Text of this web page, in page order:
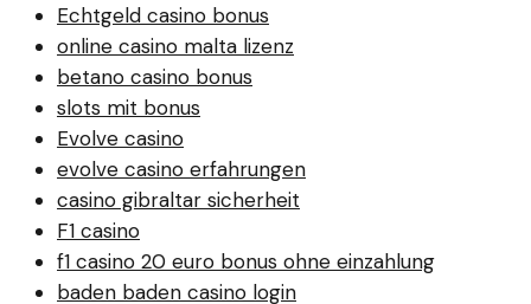
Echtgeld casino bonus
online casino malta lizenz
betano casino bonus
slots mit bonus
Evolve casino
evolve casino erfahrungen
casino gibraltar sicherheit
F1 casino
f1 casino 20 euro bonus ohne einzahlung
baden baden casino login